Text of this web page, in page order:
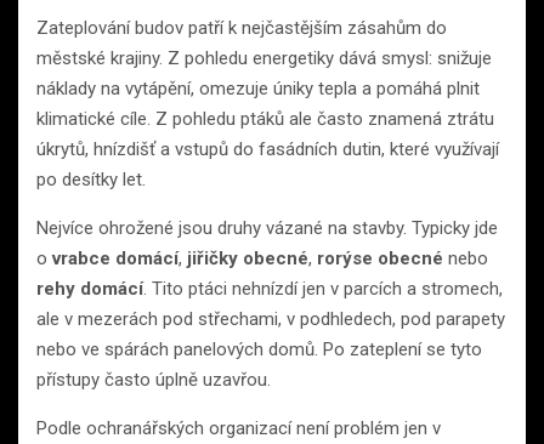
Zateplování budov patří k nejčastějším zásahům do
městské krajiny. Z pohledu energetiky dává smysl: snižuje
náklady na vytápění, omezuje úniky tepla a pomáhá plnit
klimatické cíle. Z pohledu ptáků ale často znamená ztrátu
úkrytů, hnízdišť a vstupů do fasádních dutin, které využívají
po desítky let.
Nejvíce ohrožené jsou druhy vázané na stavby. Typicky jde
ovrabce domácí, jiřičky obecné, rorýse obecné nebo
rehy domácí. Tito ptáci nehnízdí jen v parcích a stromech,
ale v mezerách pod střechami, v podhledech, pod parapety
nebo ve spárách panelových domů. Po zateplení se tyto
přístupy často úplně uzavřou.
Podle ochranářských organizací není problém jen v